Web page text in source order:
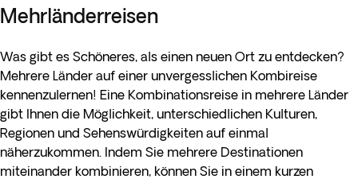
Mehrländerreisen
Was gibt es Schöneres, als einen neuen Ort zu entdecken?
Mehrere Länder auf einer unvergesslichen Kombireise
kennenzulernen! Eine Kombinationsreise in mehrere Länder
gibt Ihnen die Möglichkeit, unterschiedlichen Kulturen,
Regionen und Sehenswürdigkeiten auf einmal
näherzukommen. Indem Sie mehrere Destinationen
miteinander kombinieren, können Sie in einem kurzen